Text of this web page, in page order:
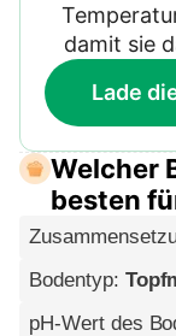
damit sie
Lade
Welcher
besten
Bodentyp:
pH-Wert des